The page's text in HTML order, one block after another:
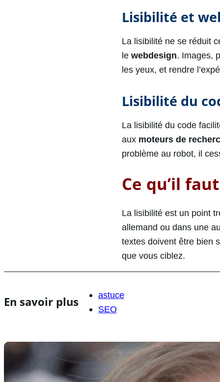
Lisibilité et
La lisibilité ne se réduit
le webdesign. Images,
les yeux, et rendre
Lisibilité du
La lisibilité du code
aux moteurs de
problème au robot, il
Ce qu’il
La lisibilité est un point
allemand ou dans une
textes doivent être bien
que vous ciblez.
En savoir plus
astuce
SEO